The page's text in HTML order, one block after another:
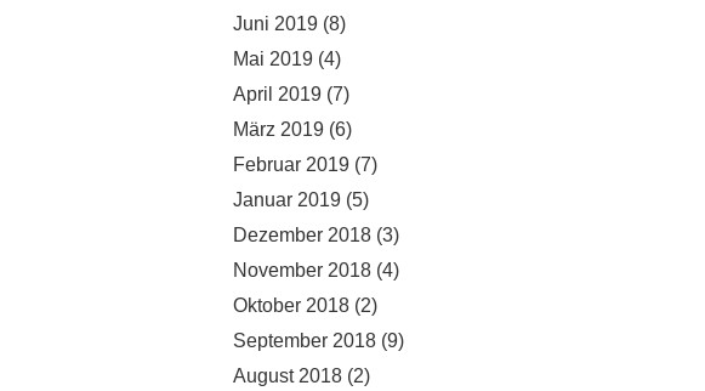
Juni 2019 (8)
Mai 2019 (4)
April 2019 (7)
März 2019 (6)
Februar 2019 (7)
Januar 2019 (5)
Dezember 2018 (3)
November 2018 (4)
Oktober 2018 (2)
September 2018 (9)
August 2018 (2)